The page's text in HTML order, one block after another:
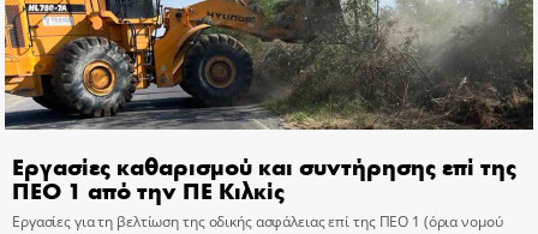
Εργασίες καθαρισμού και συντήρησης επί της
ΠΕΟ 1 από την ΠΕ Κιλκίς
Εργασίες για τη βελτίωση της οδικής ασφάλειας επί της ΠΕΟ 1 (όρια νομού